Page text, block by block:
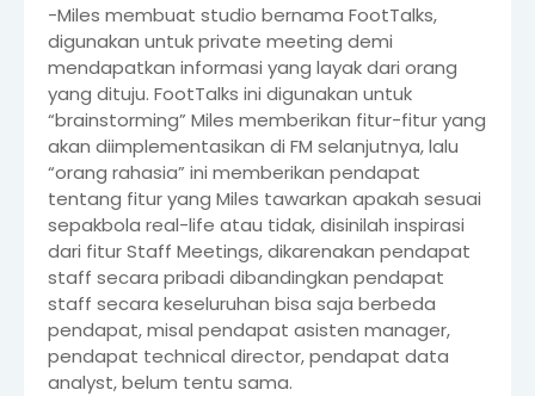
-Miles membuat studio bernama FootTalks,
digunakan untuk private meeting demi
mendapatkan informasi yang layak dari orang
yang dituju. FootTalks ini digunakan untuk
“brainstorming” Miles memberikan fitur-fitur yang
akan diimplementasikan di FM selanjutnya, lalu
“orang rahasia” ini memberikan pendapat
tentang fitur yang Miles tawarkan apakah sesuai
sepakbola real-life atau tidak, disinilah inspirasi
dari fitur Staff Meetings, dikarenakan pendapat
staff secara pribadi dibandingkan pendapat
staff secara keseluruhan bisa saja berbeda
pendapat, misal pendapat asisten manager,
pendapat technical director, pendapat data
analyst, belum tentu sama.